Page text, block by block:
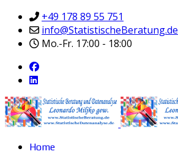
+49 178 89 55 751
info@StatistischeBeratung.de
Mo.-Fr. 17:00 - 18:00
Home